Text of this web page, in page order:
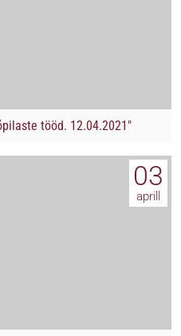
tööd. 12.04.2021"
03
aprill